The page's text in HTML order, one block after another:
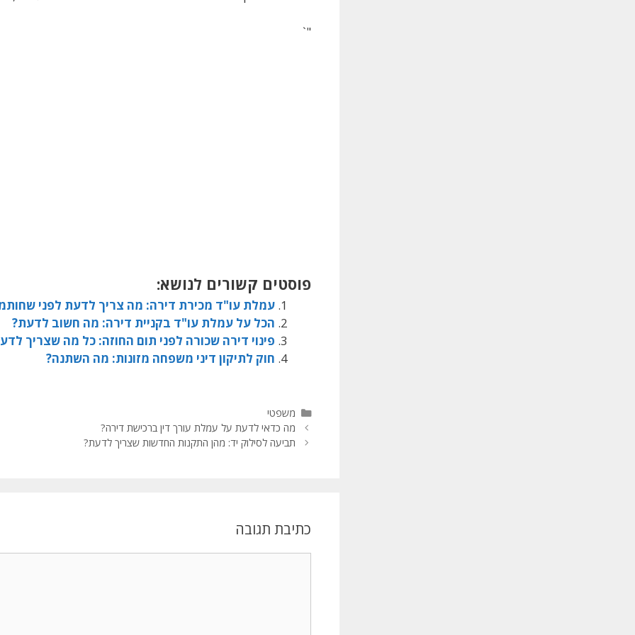
"`
פוסטים קשורים לנושא:
עמלת עו"ד מכירת דירה: מה צריך לדעת לפני
הכל על עמלת עו"ד בקניית דירה: מה חשוב לדעת?
פינוי דירה שכורה לפני תום החוזה: כל מה שצריך
חוק לתיקון דיני משפחה מזונות: מה השתנה?
משפטי
מה כדאי לדעת על עמלת עורך דין ברכישת דירה?
תביעה לסילוק יד: מהן התקנות החדשות שצריך לדעת?
כתיבת תגובה